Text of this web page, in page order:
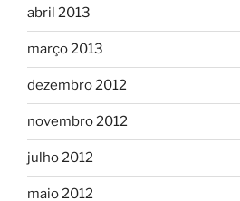
abril 2013
março 2013
dezembro 2012
novembro 2012
julho 2012
maio 2012